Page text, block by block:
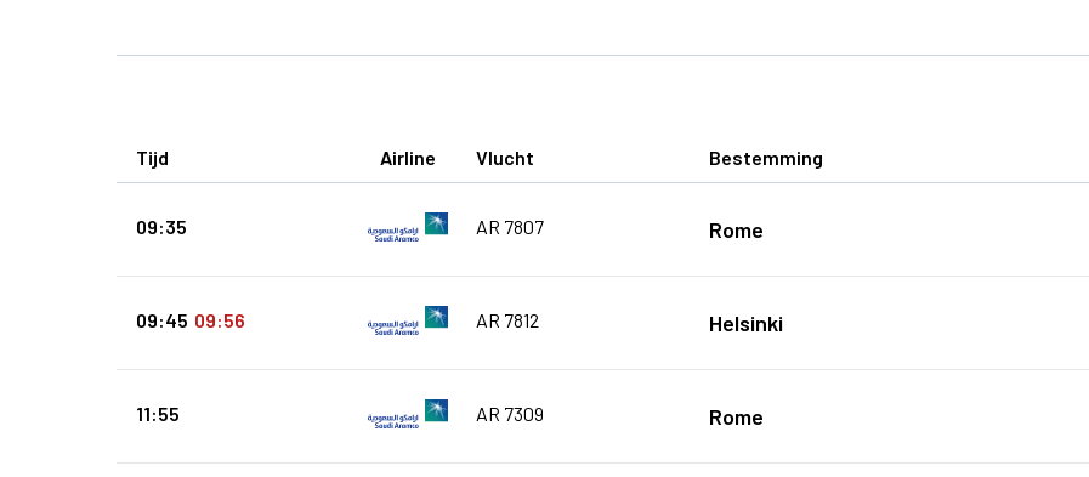
Tijd Airline Vlucht Bestemming
09:35 AR 7807 Rome
09:45 09:56 AR 7812 Helsinki
11:55 AR 7309 Rome